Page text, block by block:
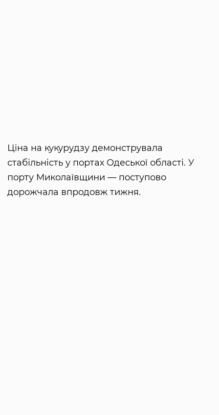
Ціна на кукурудзу демонструвала
стабільність у портах Одеської області. У
порту Миколаївщини — поступово
дорожчала впродовж тижня.